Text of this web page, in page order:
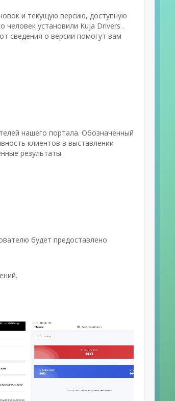
и текущую версию, доступную
человек установили Kuja Drivers .
сведения о версии помогут вам
нашего портала. Обозначенный
клиентов в выставлении
результаты.
будет предоставлено